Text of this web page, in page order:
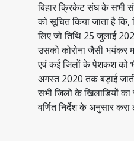
बिहार क्रिकेट संघ के सभी
को सूचित किया जाता है
लिए जो तिथि 25 जुलाई
उसको कोरोना जैसी भयंकर
एवं कई जिलों के पेशकश को
अगस्त 2020 तक बड़ाई
सभी जिलो के खिलाडियों
वर्णित निर्देश के अनुसार